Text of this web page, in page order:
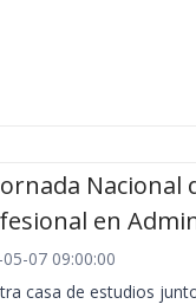
en
07 09:00:00
casa de estudios